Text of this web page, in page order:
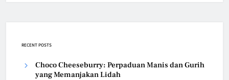
RECENT POSTS
Choco Cheeseburry: Perpaduan Manis dan Gurih
yang Memanjakan Lidah